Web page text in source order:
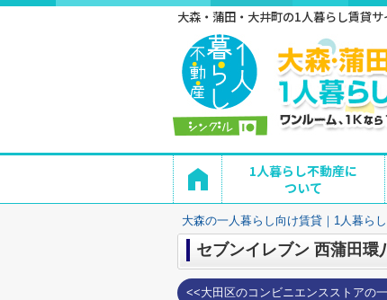
大森・蒲田・大井町の1人暮らし賃貸
1人暮らし不動産に
ついて
大森の一人暮らし向け賃貸｜1人暮ら
セブンイレブン 西蒲田環
<<大田区のコンビニエンスストアの